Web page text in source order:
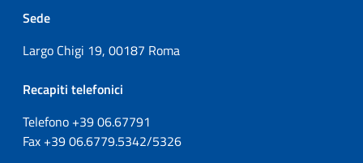
Sede
Largo Chigi 19, 00187 Roma
Recapiti telefonici
Telefono +3906.67791
Fax +3906.6779.5342/5326